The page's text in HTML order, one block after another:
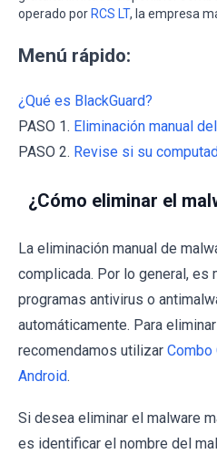
operado por RCS LT, la empresa
Menú rápido:
¿Qué es BlackGuard?
PASO 1. Eliminación manual
PASO 2. Revise si su
¿Cómo eliminar el
La eliminación manual de
complicada. Por lo general, es
programas antivirus o
automáticamente. Para
recomendamos utilizar Combo
Android.
Si desea eliminar el malware
es identificar el nombre del